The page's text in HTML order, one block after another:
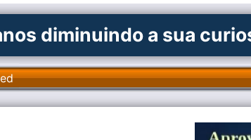
diminuindo a sua